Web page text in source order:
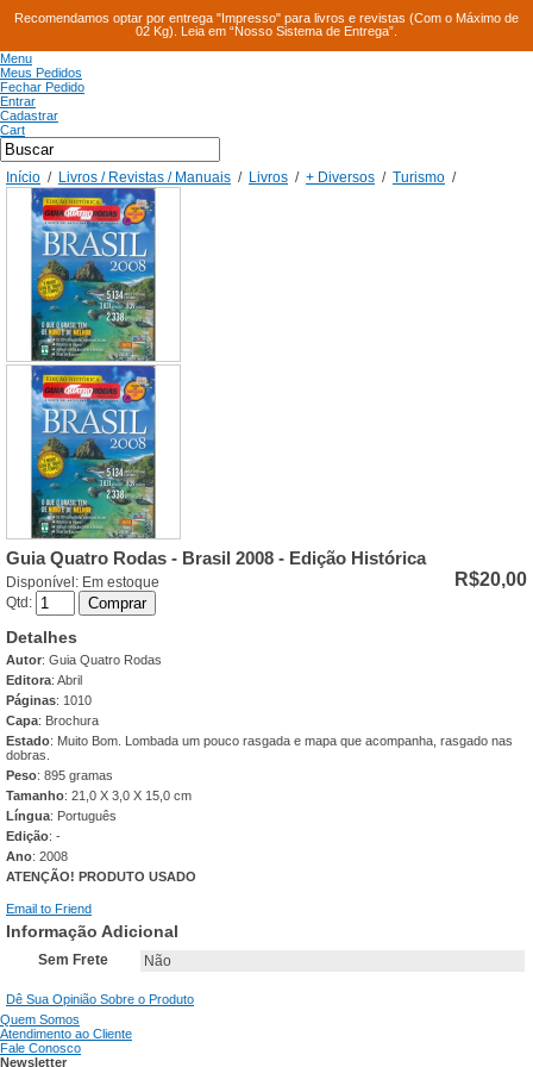
Recomendamos optar por entrega "Impresso" para livros e revistas (Com o Máximo de
02 Kg). Leia em “Nosso Sistema de Entrega”.
Menu
Meus Pedidos
Fechar Pedido
Entrar
Cadastrar
Cart
Início / Livros / Revistas / Manuais / Livros / + Diversos / Turismo /
Guia Quatro Rodas - Brasil 2008 - Edição Histórica
Disponível: Em estoque R$20,00
Qtd: Comprar
Detalhes
Autor: Guia Quatro Rodas
Editora: Abril
Páginas: 1010
Capa: Brochura
Estado: Muito Bom. Lombada um pouco rasgada e mapa que acompanha, rasgado nas
dobras.
Peso: 895 gramas
Tamanho: 21,0 X 3,0 X 15,0 cm
Língua: Português
Edição: -
Ano: 2008
ATENÇÃO! PRODUTO USADO
Email to Friend
Informação Adicional
Sem Frete Não
Dê Sua Opinião Sobre o Produto
Quem Somos
Atendimento ao Cliente
Fale Conosco
Newsletter